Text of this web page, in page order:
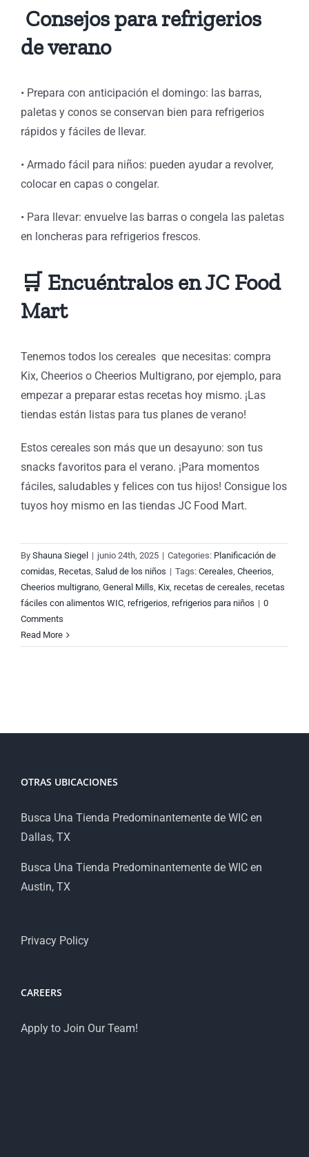
Consejos para refrigerios
de verano
⁠• Prepara con anticipación el domingo: las barras,
paletas y conos se conservan bien para refrigerios
rápidos y fáciles de llevar.
⁠• Armado fácil para niños: pueden ayudar a revolver,
colocar en capas o congelar.
⁠• Para llevar: envuelve las barras o congela las paletas
en loncheras para refrigerios frescos.
🛒 Encuéntralos en JC Food
Mart
Tenemos todos los cereales que necesitas: compra
Kix, Cheerios o Cheerios Multigrano, por ejemplo, para
empezar a preparar estas recetas hoy mismo. ¡Las
tiendas están listas para tus planes de verano!
Estos cereales son más que un desayuno: son tus
snacks favoritos para el verano. ¡Para momentos
fáciles, saludables y felices con tus hijos! Consigue los
tuyos hoy mismo en las tiendas JC Food Mart.
By Shauna Siegel | junio 24th, 2025 | Categories: Planificación de
comidas, Recetas, Salud de los niños | Tags: Cereales, Cheerios,
Cheerios multigrano, General Mills, Kix, recetas de cereales, recetas
fáciles con alimentos WIC, refrigerios, refrigerios para niños | 0
Comments
Read More
OTRAS UBICACIONES
Busca Una Tienda Predominantemente de WIC en
Dallas, TX
Busca Una Tienda Predominantemente de WIC en
Austin, TX
Privacy Policy
CAREERS
Apply to Join Our Team!